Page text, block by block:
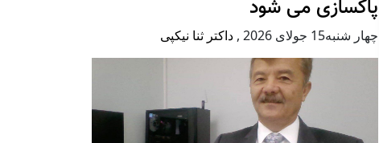
پاکسازی می شود
چهار شنبه15 جولای 2026 , داکتر ثنا نیکپی